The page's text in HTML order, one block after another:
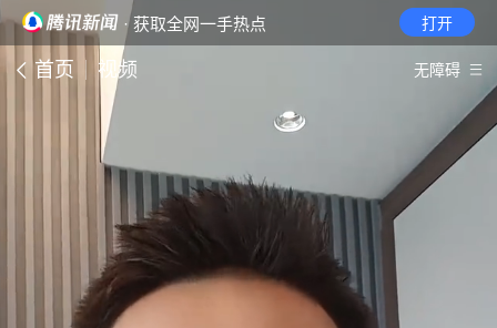
· 获取全网一手热点 打开
首页 视频 无障碍